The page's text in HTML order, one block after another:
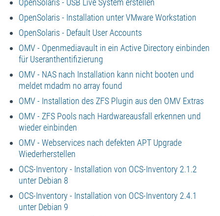
OpenSolaris - USB Live System erstellen
OpenSolaris - Installation unter VMware Workstation
OpenSolaris - Default User Accounts
OMV - Openmediavault in ein Active Directory einbinden
für Useranthentifizierung
OMV - NAS nach Installation kann nicht booten und
meldet mdadm no array found
OMV - Installation des ZFS Plugin aus den OMV Extras
OMV - ZFS Pools nach Hardwareausfall erkennen und
wieder einbinden
OMV - Webservices nach defekten APT Upgrade
Wiederherstellen
OCS-Inventory - Installation von OCS-Inventory 2.1.2
unter Debian 8
OCS-Inventory - Installation von OCS-Inventory 2.4.1
unter Debian 9